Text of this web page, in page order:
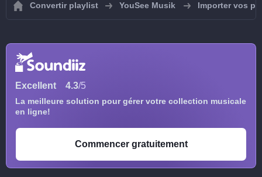
Convertir playlist YouSee Musik Importer vos
Excellent 4.3/5
La meilleure solution pour gérer votre collection musicale
en ligne!
Commencer gratuitement